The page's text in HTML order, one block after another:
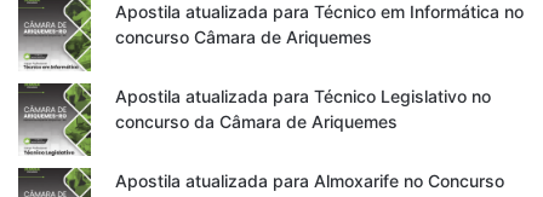
Apostila atualizada para Técnico em Informática no
concurso Câmara de Ariquemes
Apostila atualizada para Técnico Legislativo no
concurso da Câmara de Ariquemes
Apostila atualizada para Almoxarife no Concurso